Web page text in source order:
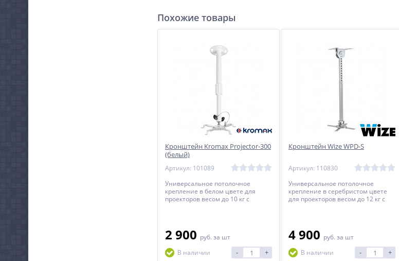
Похожие товары
Кронштейн Kromax Projector-300
(белый)
Артикул: 101089
Универсальное потолочное
крепление в белом цвете для
проекторов весом до 10 кг c
2 900 руб. за шт
В наличии
- +
Кронштейн Wize WPD-S
Артикул: 110830
Универсальное потолочное
крепление в серебристом цвете
для проекторов весом до 12 кг c
4 900 руб. за шт
В наличии
- +